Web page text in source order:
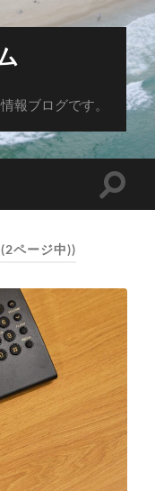
報ブログです。
検
を
替
え
る
ページ中))